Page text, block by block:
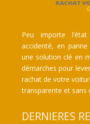
Peu importe
accidenté, en
une solution clé en
démarches pour
rachat de votre
transparente et sans
DERNIERES